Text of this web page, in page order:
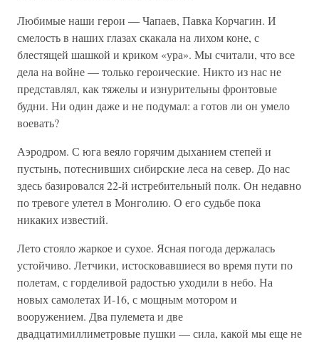
Любимые наши герои — Чапаев, Павка Корчагин. И
смелость в наших глазах скакала на лихом коне, с
блестящей шашкой и криком «ура». Мы считали, что все
дела на войне — только героические. Никто из нас не
представлял, как тяжелы и изнурительны фронтовые
будни. Ни один даже и не подумал: а готов ли он умело
воевать?
Аэродром. С юга веяло горячим дыханием степей и
пустынь, потеснивших сибирские леса на север. До нас
здесь базировался 22-й истребительный полк. Он недавно
по тревоге улетел в Монголию. О его судьбе пока
никаких известий.
Лето стояло жаркое и сухое. Ясная погода держалась
устойчиво. Летчики, истосковавшиеся во время пути по
полетам, с горделивой радостью уходили в небо. На
новых самолетах И-16, с мощным мотором и
вооружением. Два пулемета и две
двадцатимиллиметровые пушки — сила, какой мы еще не